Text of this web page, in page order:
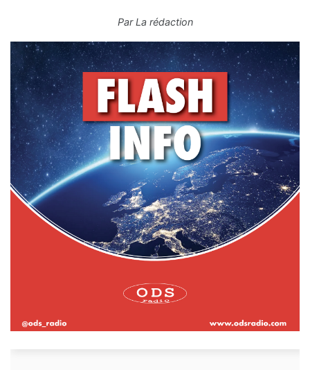
ParLa rédaction